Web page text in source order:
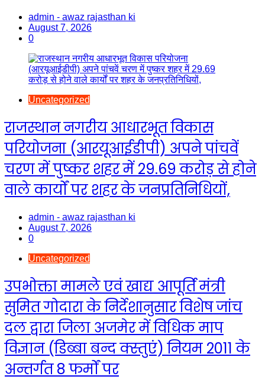
admin - awaz rajasthan ki
August 7, 2026
0
Uncategorized
राजस्थान नगरीय आधारभूत विकास
परियोजना (आरयूआईडीपी) अपने पांचवें
चरण में पुष्कर शहर में 29.69 करोड़ से होने
वाले कार्यों पर शहर के जनप्रतिनिधियों,
admin - awaz rajasthan ki
August 7, 2026
0
Uncategorized
उपभोक्ता मामले एवं खाद्य आपूर्ति मंत्री
सुमित गोदारा के निर्देशानुसार विशेष जांच
दल द्वारा जिला अजमेर में विधिक माप
विज्ञान (डिब्बा बन्द क्स्तुएं) नियम 2011 के
अन्तर्गत 8 फर्मों पर